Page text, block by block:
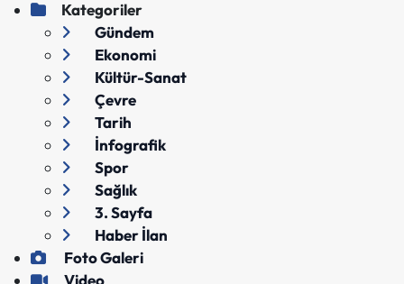
Kategoriler
Gündem
Ekonomi
Kültür-Sanat
Çevre
Tarih
İnfografik
Spor
Sağlık
3. Sayfa
Haber İlan
Foto Galeri
Video